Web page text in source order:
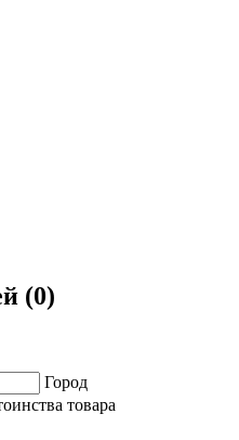
(0)
Город
товара